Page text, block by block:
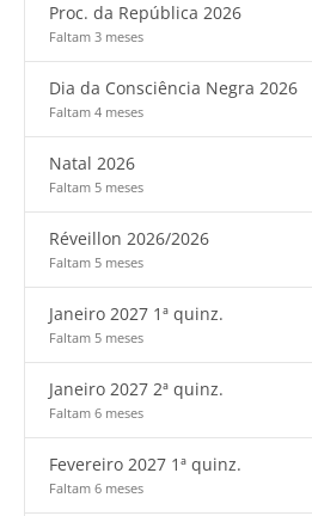
Proc. da República 2026
Faltam 3 meses
Dia da Consciência Negra 2026
Faltam 4 meses
Natal 2026
Faltam 5 meses
Réveillon 2026/2026
Faltam 5 meses
Janeiro 2027 1ª quinz.
Faltam 5 meses
Janeiro 2027 2ª quinz.
Faltam 6 meses
Fevereiro 2027 1ª quinz.
Faltam 6 meses